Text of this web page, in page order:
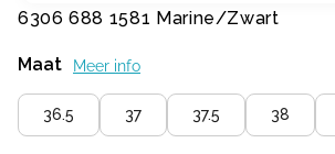
6306 688 1581 Marine/Zwart
Maat Meer info
36.5 37 37.5 38